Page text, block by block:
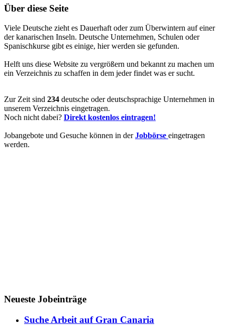
Über diese Seite
Viele Deutsche zieht es Dauerhaft oder zum Überwintern auf einer
der kanarischen Inseln. Deutsche Unternehmen, Schulen oder
Spanischkurse gibt es einige, hier werden sie gefunden.
Helft uns diese Website zu vergrößern und bekannt zu machen um
ein Verzeichnis zu schaffen in dem jeder findet was er sucht.
Zur Zeit sind 234 deutsche oder deutschsprachige Unternehmen in
unserem Verzeichnis eingetragen.
Noch nicht dabei? Direkt kostenlos eintragen!
Jobangebote und Gesuche können in derJobbörse eingetragen
werden.
Neueste Jobeinträge
Suche Arbeit auf Gran Canaria